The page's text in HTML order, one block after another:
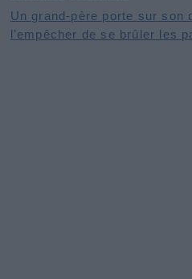
Un grand-père porte sur son
l’empêcher de se brûler les